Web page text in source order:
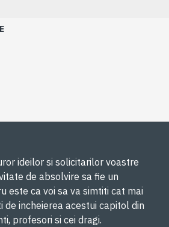
ideilor si solicitarilor voastre
de absolvire sa fie un
este ca voi sa va simtiti cat mai
de incheierea acestui capitol din
profesori si cei dragi.